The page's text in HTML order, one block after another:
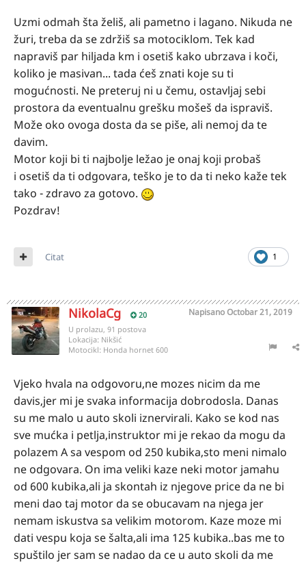
Uzmi odmah šta želiš, ali pametno i lagano. Nikuda ne
žuri, treba da se zdržiš sa motociklom. Tek kad
napraviš par hiljada km i osetiš kako ubrzava i koči,
koliko je masivan... tada ćeš znati koje su ti
mogućnosti. Ne preteruj ni u čemu, ostavljaj sebi
prostora da eventualnu grešku mošeš da ispraviš.
Može oko ovoga dosta da se piše, ali nemoj da te
davim.
Motor koji bi ti najbolje ležao je onaj koji probaš
i osetiš da ti odgovara, teško je to da ti neko kaže tek
tako - zdravo za gotovo.
Pozdrav!
1
Citat
NikolaCg 20 NapisanoOctobar 21, 2019
U prolazu, 91 postova
Lokacija: Nikšić
Motocikl: Honda hornet 600
Vjeko hvala na odgovoru,ne mozes nicim da me
davis,jer mi je svaka informacija dobrodosla. Danas
su me malo u auto skoli iznervirali. Kako se kod nas
sve mućka i petlja,instruktor mi je rekao da mogu da
polazem A sa vespom od 250 kubika,sto meni nimalo
ne odgovara. On ima veliki kaze neki motor jamahu
od 600 kubika,ali ja skontah iz njegove price da ne bi
meni dao taj motor da se obucavam na njega jer
nemam iskustva sa velikim motorom. Kaze moze mi
dati vespu koja se šalta,ali ima 125 kubika..bas me to
spuštilo jer sam se nadao da ce u auto skoli da me